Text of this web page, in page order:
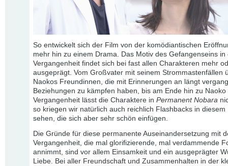
So entwickelt sich der Film von der komödiantischen
mehr hin zu einem Drama. Das Motiv des Gefangenseins in
Vergangenheit findet sich bei fast allen Charakteren mehr
ausgeprägt. Vom Großvater mit seinem Strommastenfällen
Naokos Freundinnen, die mit Erinnerungen an längt
Beziehungen zu kämpfen haben, bis am Ende hin zu Naoko
Vergangenheit lässt die Charaktere in Permanent Nobara
so kriegen wir natürlich auch reichlich Flashbacks in diesem
sehen, die sich aber sehr schön einfügen.
Die Gründe für diese permanente Auseinandersetzung mit
Vergangenheit, die mal glorifizierende, mal verdammende
annimmt, sind vor allem Einsamkeit und ein ausgeprägter
Liebe. Bei aller Freundschaft und Zusammenhalten in der